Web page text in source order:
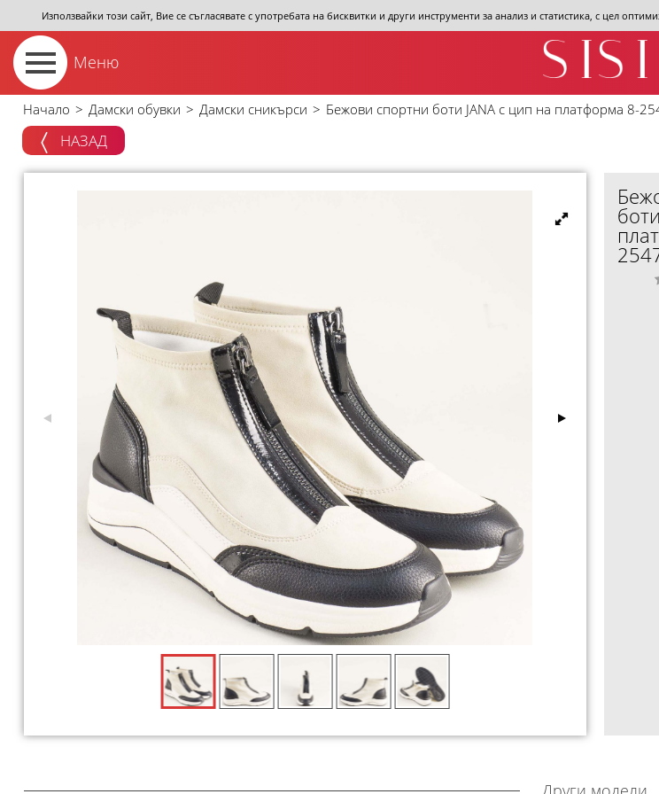
Използвайки този сайт, Вие се съгласявате с употребата на бисквитки и други инструменти за анализ и статистика, с цел
Меню
Начало > Дамски обувки > Дамски сникърси > Бежови спортни боти JANA с цип на платформа 8-
НАЗАД